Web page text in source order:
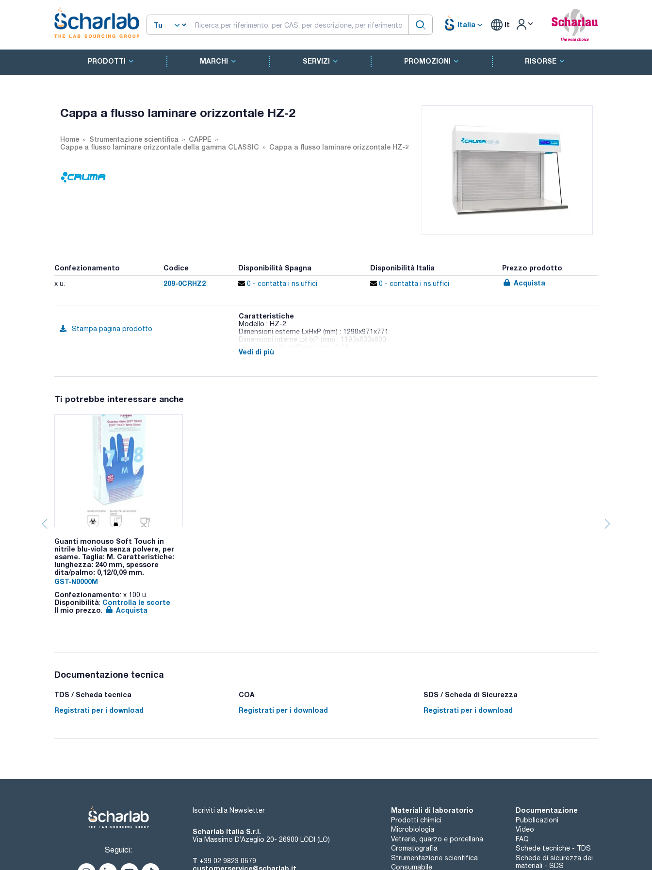
Italia It
PRODOTTI MARCHI SERVIZI PROMOZIONI RISORSE
Cappa a flusso laminare orizzontale HZ-2
Home Strumentazione scientifica
CAPPE
Cappe a flusso laminare orizzontale della gamma CLASSIC
Cappa a flusso laminare orizzontale HZ-2
Confezionamento Codice Disponibilità Spagna Disponibilità Italia Prezzo prodotto
x u. 209-0CRHZ2 0 - contatta i ns.uffici 0 - contatta i ns.uffici Acquista
Stampa pagina prodotto
Caratteristiche
Modello : HZ-2
Dimensioni esterne LxHxP (mm) : 1290x971x771
Dimensioni interne LxHxP (mm) : 1193x633x600
Livello sonoro (dB) : 50
Vedi di più
Ti potrebbe interessare anche
Guanti monouso Soft Touch in
nitrile blu-viola senza polvere, per
esame. Taglia: M. Caratteristiche:
lunghezza: 240 mm, spessore
dita/palmo: 0,12/0,09 mm.
GST-N0000M
Confezionamento: x 100 u.
Disponibilità: Controlla le scorte
Il mio prezzo: Acquista
Documentazione tecnica
TDS / Scheda tecnica
Registrati per i download
COA
Registrati per i download
SDS / Scheda di Sicurezza
Registrati per i download
Seguici:
Iscriviti alla Newsletter
Scharlab Italia S.r.l.
Via Massimo D’Azeglio 20- 26900 LODI (LO)
T +39 02 9823 0679
Materiali di laboratorio
Prodotti chimici
Microbiologia
Vetreria, quarzo e porcellana
Cromatografia
Strumentazione scientifica
Consumabile
Documentazione
Pubblicazioni
Video
FAQ
Schede tecniche - TDS
Schede di sicurezza dei
materiali - SDS